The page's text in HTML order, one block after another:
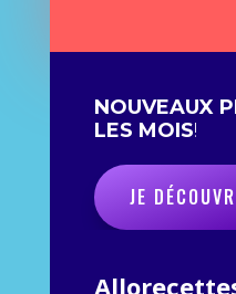
NOUVEAUX
LES MOIS!
JE